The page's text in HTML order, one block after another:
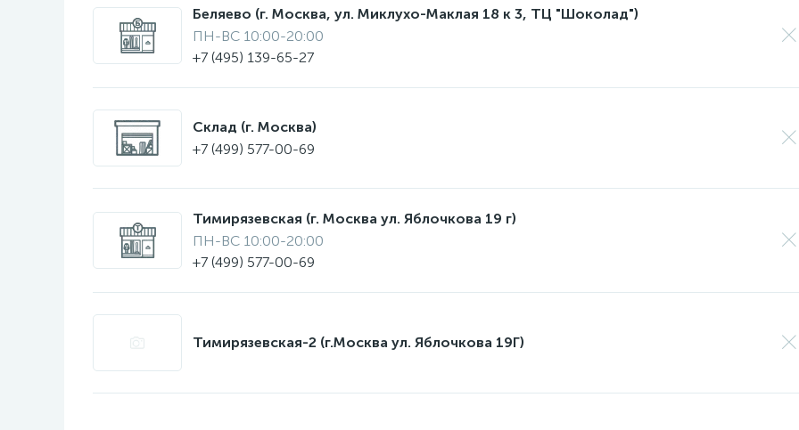
Беляево (г. Москва, ул. Миклухо-Маклая 18 к 3, ТЦ "Шоколад")
ПН-ВС 10:00-20:00
+7 (495) 139-65-27
Склад (г. Москва)
+7 (499) 577-00-69
Тимирязевская (г. Москва ул. Яблочкова 19 г)
ПН-ВС 10:00-20:00
+7 (499) 577-00-69
Тимирязевская-2 (г.Москва ул. Яблочкова 19Г)